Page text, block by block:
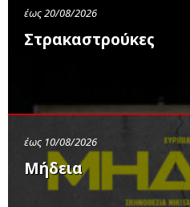
έως 20/08/2026
Στρακαστρούκες
έως 10/08/2026
Μήδεια